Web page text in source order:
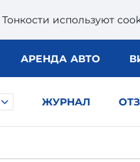
Тонкости используют
АРЕНДА АВТО
ЖУРНАЛ